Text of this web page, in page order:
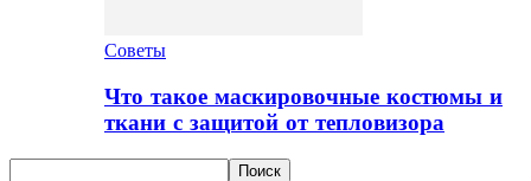
Советы
Что такое маскировочные костюмы и
ткани с защитой от тепловизора